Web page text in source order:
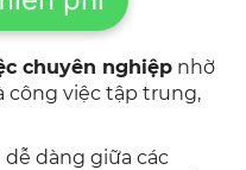
chuyên nghiệp nhờ
công việc tập trung,
dàng giữa các